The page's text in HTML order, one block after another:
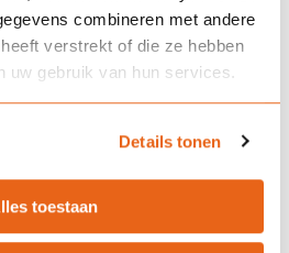
combineren met andere
verstrekt of die ze hebben
uw gebruik van hun services.
Details tonen
toestaan
is en de bijkomende maandlasten
en wij zorgen voor een passend
op werkdagen van 8.00 tot
.